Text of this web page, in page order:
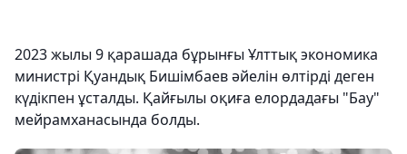
2023 жылы 9 қарашада бұрынғы Ұлттық экономика
министрі Қуандық Бишімбаев әйелін өлтірді деген
күдікпен ұсталды. Қайғылы оқиға елордадағы "Бау"
мейрамханасында болды.